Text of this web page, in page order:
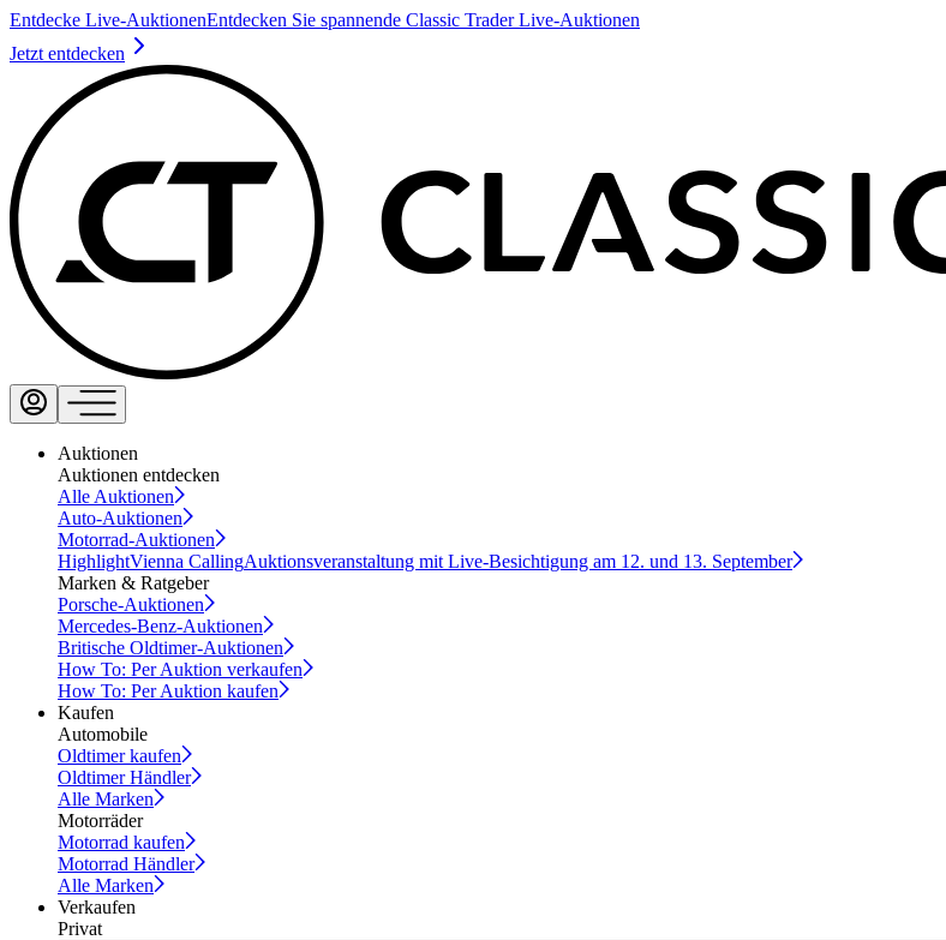
Entdecke Live-AuktionenEntdecken Sie spannende Classic Trader Live-Auktionen
Jetzt entdecken
Auktionen
Auktionen entdecken
Alle Auktionen
Auto-Auktionen
Motorrad-Auktionen
HighlightVienna CallingAuktionsveranstaltung mit Live-Besichtigung am 12. und 13. September
Marken & Ratgeber
Porsche-Auktionen
Mercedes-Benz-Auktionen
Britische Oldtimer-Auktionen
How To: Per Auktion verkaufen
How To: Per Auktion kaufen
Kaufen
Automobile
Oldtimer kaufen
Oldtimer Händler
Alle Marken
Motorräder
Motorrad kaufen
Motorrad Händler
Alle Marken
Verkaufen
Privat